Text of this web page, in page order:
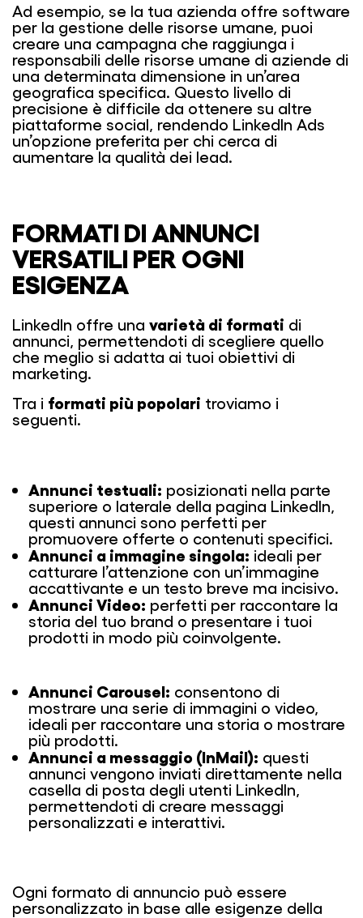
Ad esempio, se la tua azienda offre software
per la gestione delle risorse umane, puoi
creare una campagna che raggiunga i
responsabili delle risorse umane di aziende di
una determinata dimensione in un’area
geografica specifica. Questo livello di
precisione è difficile da ottenere su altre
piattaforme social, rendendo LinkedIn Ads
un’opzione preferita per chi cerca di
aumentare la qualità dei lead.
FORMATI DI ANNUNCI
VERSATILI PER OGNI
ESIGENZA
LinkedIn offre una varietà di formati di
annunci, permettendoti di scegliere quello
che meglio si adatta ai tuoi obiettivi di
marketing.
Tra i formati più popolari troviamo i
seguenti.
Annunci testuali: posizionati nella parte
superiore o laterale della pagina LinkedIn,
questi annunci sono perfetti per
promuovere offerte o contenuti specifici.
Annunci a immagine singola: ideali per
catturare l’attenzione con un’immagine
accattivante e un testo breve ma incisivo.
Annunci Video: perfetti per raccontare la
storia del tuo brand o presentare i tuoi
prodotti in modo più coinvolgente.
Annunci Carousel: consentono di
mostrare una serie di immagini o video,
ideali per raccontare una storia o mostrare
più prodotti.
Annunci a messaggio (InMail): questi
annunci vengono inviati direttamente nella
casella di posta degli utenti LinkedIn,
permettendoti di creare messaggi
personalizzati e interattivi.
Ogni formato di annuncio può essere
personalizzato in base alle esigenze della